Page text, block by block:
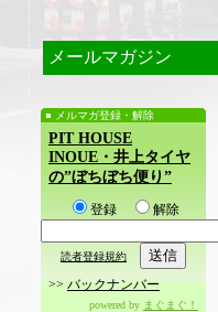
メールマガジン
メルマガ登録・解除
PIT HOUSE
INOUE・井上タイヤ
の”ぼちぼち便り”
登録 解除
読者登録規約
>> バックナンバー
powered by まぐまぐ！